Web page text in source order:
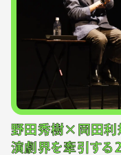
野田秀樹×岡田利
演劇界を牽引する